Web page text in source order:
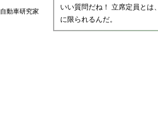
自動車研究家
いい質問だね！ 立席定員とは
に限られるんだ。